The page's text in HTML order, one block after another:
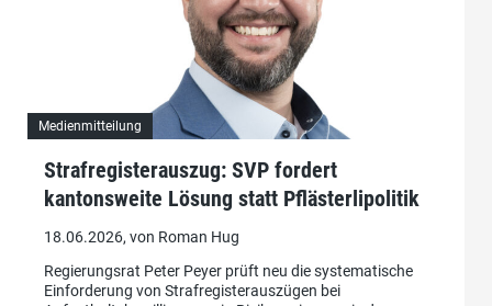
Medienmitteilung
Strafregisterauszug: SVP fordert
kantonsweite Lösung statt Pflästerlipolitik
18.06.2026, von Roman Hug
Regierungsrat Peter Peyer prüft neu die systematische
Einforderung von Strafregisterauszügen bei